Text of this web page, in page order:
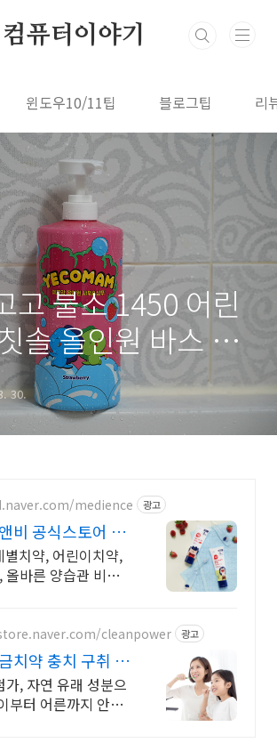
퓨터이야기
윈도우10/11팁 블로그팁 리
고 불소 1450 어린
솔 올인원 바스 앤
30.
medience 광고
비 공식스토어 소
쿠폰
치약, 어린이치약,
올바른 양습관 비앤
cleanpower 광고
치약 충치 구취 치
가, 자연 유래 성분으
부터 어른까지 안심